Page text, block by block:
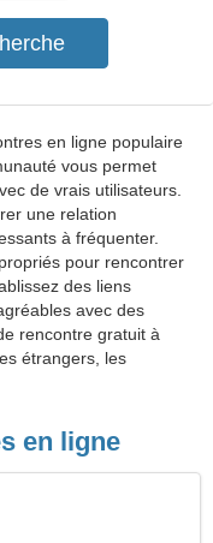
en ligne populaire
vous permet
de vrais utilisateurs.
une relation
à fréquenter.
pour rencontrer
des liens
avec des
rencontre gratuit à
étrangers, les
en ligne